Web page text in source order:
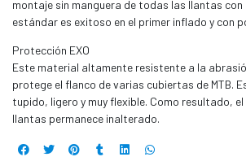
montaje sin manguera de todas las llantas con
estándar es exitoso en el primer inflado y con
Protección EXO
Este material altamente resistente a la
protege el flanco de varias cubiertas de MTB.
tupido, ligero y muy flexible. Como resultado,
llantas permanece inalterado.